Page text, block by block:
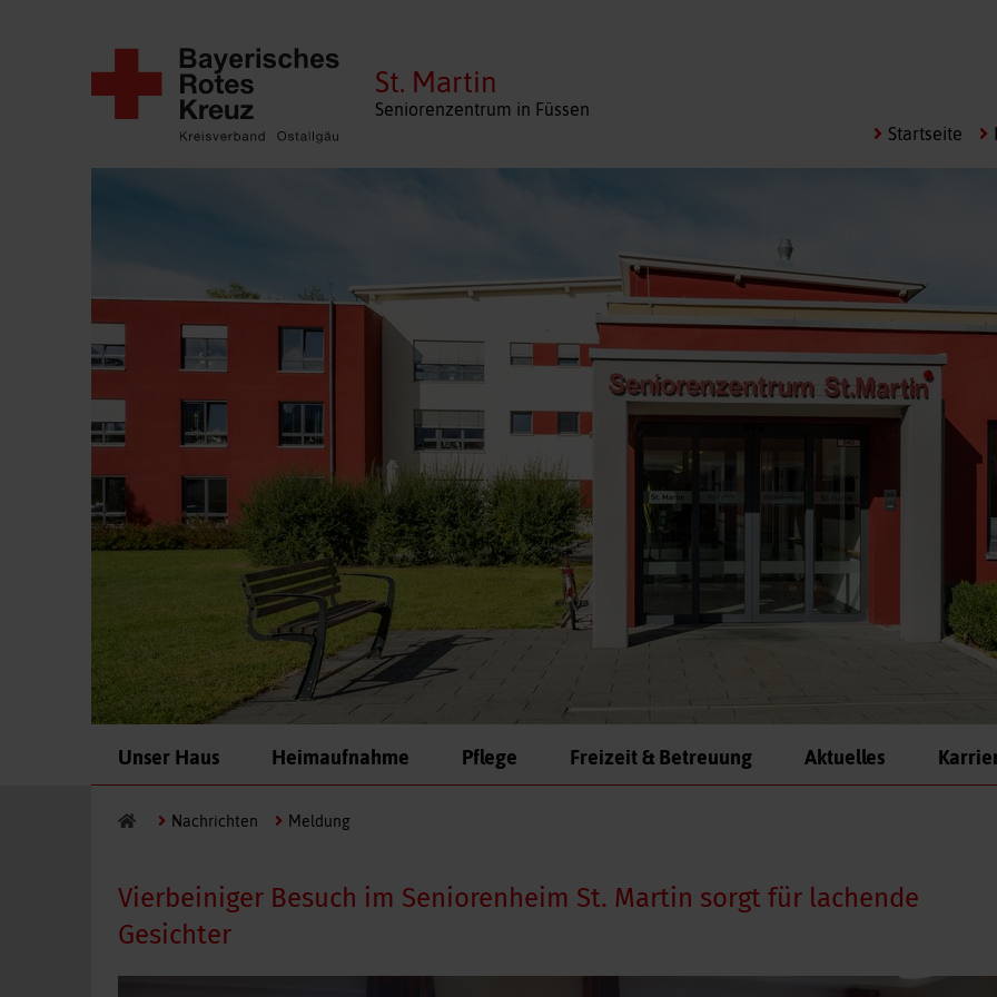
St. Martin
Seniorenzentrum in Füssen
überspringen
Startseite
Unser Haus Heimaufnahme Pflege Freizeit & Betreuung Aktuelles
Nachrichten Meldung
Vierbeiniger Besuch im Seniorenheim St. Martin sorgt für lachende
Gesichter